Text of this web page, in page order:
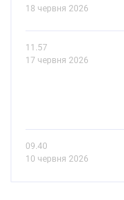
18 червня 2026
11.57
17 червня 2026
09.40
10 червня 2026